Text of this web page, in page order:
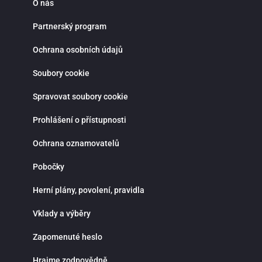
O nás
Partnerský program
Ochrana osobních údajů
Soubory cookie
Spravovat soubory cookie
Prohlášení o přístupnosti
Ochrana oznamovatelů
Pobočky
Herní plány, povolení, pravidla
Vklady a výběry
Zapomenuté heslo